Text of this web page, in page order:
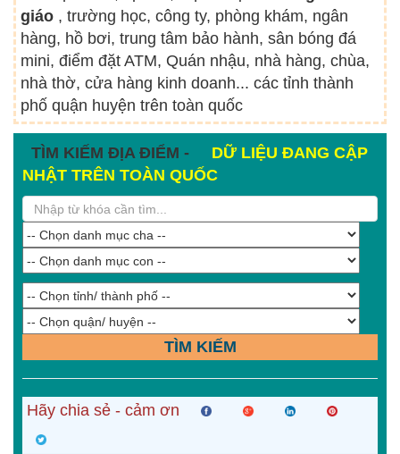
giáo , trường học, công ty, phòng khám, ngân
hàng, hồ bơi, trung tâm bảo hành, sân bóng đá
mini, điểm đặt ATM, Quán nhậu, nhà hàng, chùa,
nhà thờ, cửa hàng kinh doanh... các tỉnh thành
phố quận huyện trên toàn quốc
TÌM KIẾM ĐỊA ĐIỂM -
DỮ LIỆU ĐANG CẬP
NHẬT TRÊN TOÀN QUỐC
TÌM KIẾM
Hãy chia sẻ - cảm ơn